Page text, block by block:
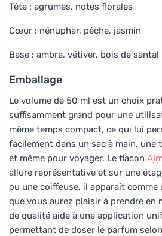
Tête : agrumes, notes florales
Cœur : nénuphar, pêche, jasmin
Base : ambre, vétiver, bois de santal
Emballage
Le volume de 50 ml est un choix
suffisamment grand pour une
même temps compact, ce qui lui
facilement dans un sac à main, une
et même pour voyager. Le flacon
allure représentative et sur une
ou une coiffeuse, il apparaît comme
que vous aurez plaisir à prendre en
de qualité aide à une application
permettant de doser le parfum